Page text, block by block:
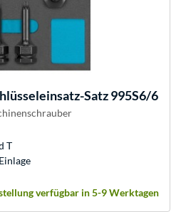
Satz 995S6/6
T
verfügbar in 5-9 Werktagen